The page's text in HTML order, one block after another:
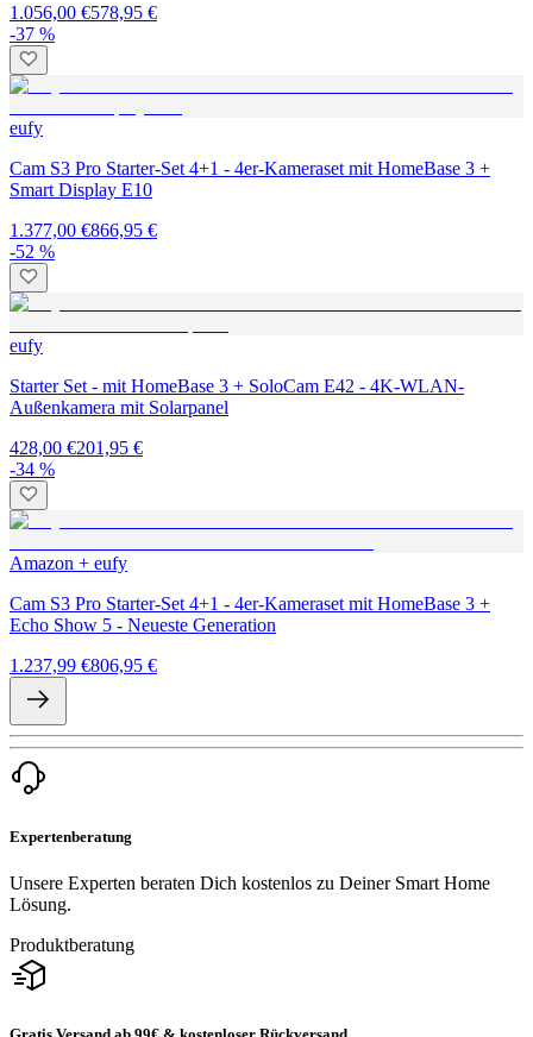
1.056,00 €578,95 €
-37 %
eufy
Cam S3 Pro Starter-Set 4+1 - 4er-Kameraset mit HomeBase 3 +
Smart Display E10
1.377,00 €866,95 €
-52 %
eufy
Starter Set - mit HomeBase 3 + SoloCam E42 - 4K-WLAN-
Außenkamera mit Solarpanel
428,00 €201,95 €
-34 %
Amazon + eufy
Cam S3 Pro Starter-Set 4+1 - 4er-Kameraset mit HomeBase 3 +
Echo Show 5 - Neueste Generation
1.237,99 €806,95 €
Expertenberatung
Unsere Experten beraten Dich kostenlos zu Deiner Smart Home
Lösung.
Produktberatung